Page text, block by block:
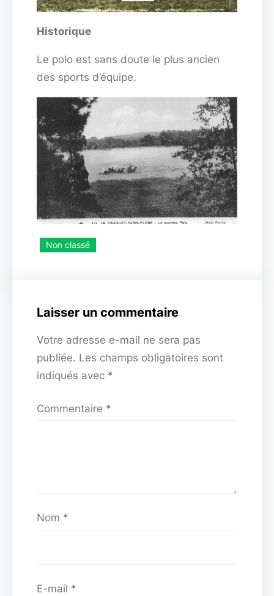
Historique
Le polo est sans doute le plus ancien
des sports d’équipe.
Non classé
Laisser un commentaire
Votre adresse e-mail ne sera pas
publiée. Les champs obligatoires sont
indiqués avec *
Commentaire *
Nom *
E-mail *